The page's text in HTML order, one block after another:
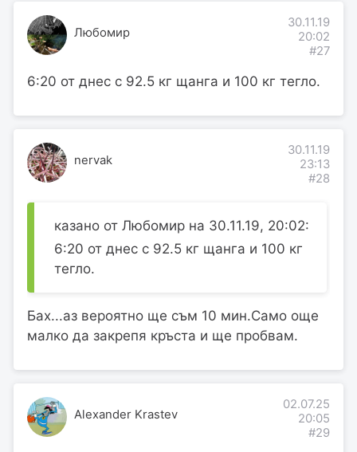
Любомир
30.11.19
20:02
#27
6:20 от днес с 92.5 кг щанга и 100 кг тегло.
nervak
30.11.19
23:13
#28
казано от Любомир на 30.11.19, 20:02:
6:20 от днес с 92.5 кг щанга и 100 кг
тегло.
Бах...аз вероятно ще съм 10 мин.Само още
малко да закрепя кръста и ще пробвам.
Alexander Krastev
02.07.25
20:05
#29